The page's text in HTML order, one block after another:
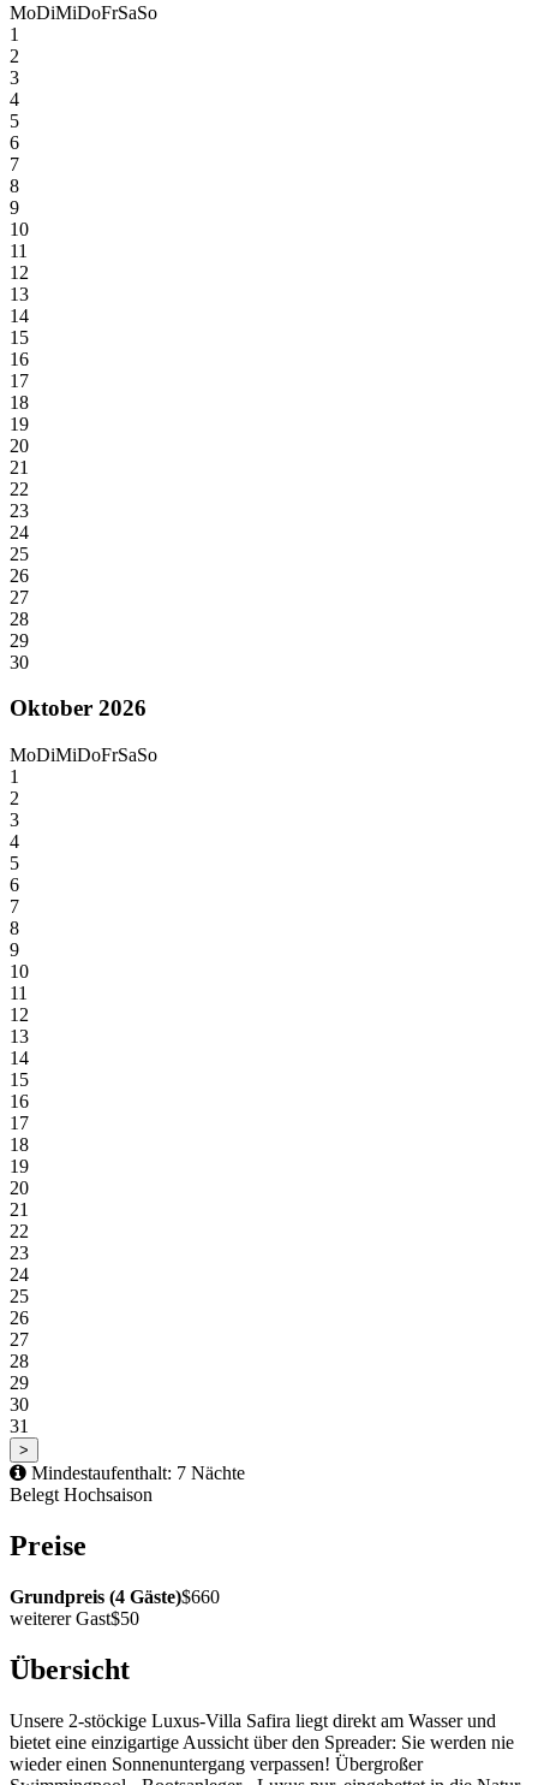
MoDiMiDoFrSaSo
1
2
3
4
5
6
7
8
9
10
11
12
13
14
15
16
17
18
19
20
21
22
23
24
25
26
27
28
29
30
Oktober 2026
MoDiMiDoFrSaSo
1
2
3
4
5
6
7
8
9
10
11
12
13
14
15
16
17
18
19
20
21
22
23
24
25
26
27
28
29
30
31
>
Mindestaufenthalt: 7 Nächte
Belegt Hochsaison
Preise
Grundpreis (4 Gäste)$660
weiterer Gast$50
Übersicht
Unsere 2-stöckige Luxus-Villa Safira liegt direkt am Wasser und
bietet eine einzigartige Aussicht über den Spreader: Sie werden nie
wieder einen Sonnenuntergang verpassen! Übergroßer